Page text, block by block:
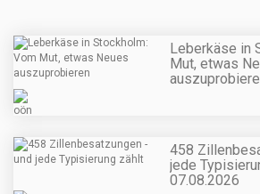
Leberkäse in
Mut, etwas
458
jede
07.08.2026